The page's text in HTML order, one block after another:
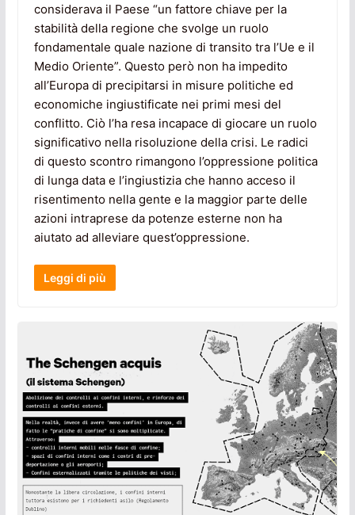
considerava il Paese “un fattore chiave per la
stabilità della regione che svolge un ruolo
fondamentale quale nazione di transito tra l’Ue e il
Medio Oriente”. Questo però non ha impedito
all’Europa di precipitarsi in misure politiche ed
economiche ingiustificate nei primi mesi del
conflitto. Ciò l’ha resa incapace di giocare un ruolo
significativo nella risoluzione della crisi. Le radici
di questo scontro rimangono l’oppressione politica
di lunga data e l’ingiustizia che hanno acceso il
risentimento nella gente e la maggior parte delle
azioni intraprese da potenze esterne non ha
aiutato ad alleviare quest’oppressione.
Leggi di più